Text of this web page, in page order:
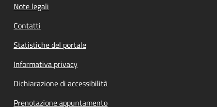
Note legali
Contatti
Statistiche del portale
Informativa privacy
Dichiarazione di accessibilità
Prenotazione appuntamento